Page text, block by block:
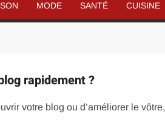
MODE SANTÉ CUISINE
rapidement ?
votre blog ou d’améliorer le